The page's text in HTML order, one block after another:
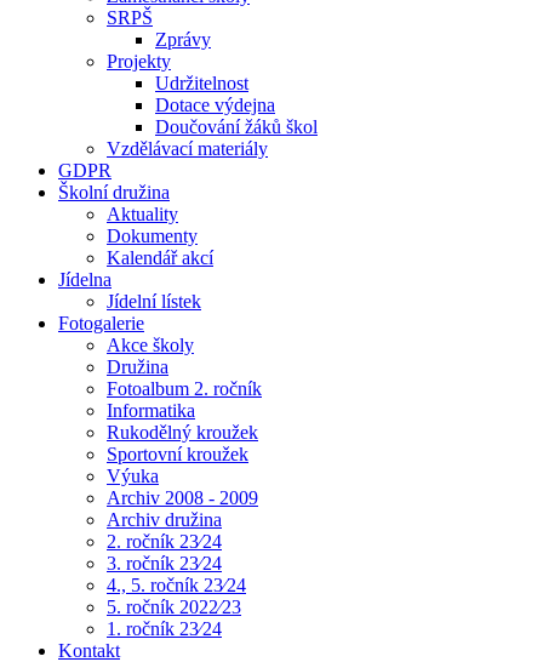
SRPŠ
Zprávy
Projekty
Udržitelnost
Dotace výdejna
Doučování žáků škol
Vzdělávací materiály
GDPR
Školní družina
Aktuality
Dokumenty
Kalendář akcí
Jídelna
Jídelní lístek
Fotogalerie
Akce školy
Družina
Fotoalbum 2. ročník
Informatika
Rukodělný kroužek
Sportovní kroužek
Výuka
Archiv 2008 - 2009
Archiv družina
2. ročník 23⁄24
3. ročník 23⁄24
4., 5. ročník 23⁄24
5. ročník 2022⁄23
1. ročník 23⁄24
Kontakt